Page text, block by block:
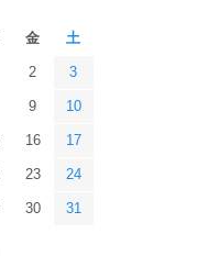
金 土
2 3
9 10
16 17
23 24
30 31